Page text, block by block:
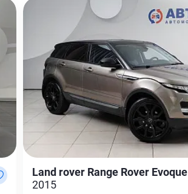
Land rover Range Rover Evoque
2015